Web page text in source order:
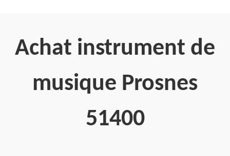
Achat instrument de
musique Prosnes
51400